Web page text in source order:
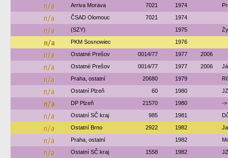
n/a Arriva Morava 7021 1974
n/a ČSAD Olomouc 7021 1974
n/a (SZY) 1975
n/a PKM Sosnowiec 1976
n/a Ostatné Prešov 0014/77 1977 2006
n/a Ostatné Prešov 0014/77 1977 2006
n/a Praha, ostatní 20680 1979
n/a Ostatní Plzeň 60 1980
n/a DP Plzeň 21570 1980 ->
n/a Ostatní SČ kraj 985 1981
n/a Ostatní Brno 2922 1982
n/a Praha, ostatní 1982
n/a Ostatní SČ kraj 1558 1982